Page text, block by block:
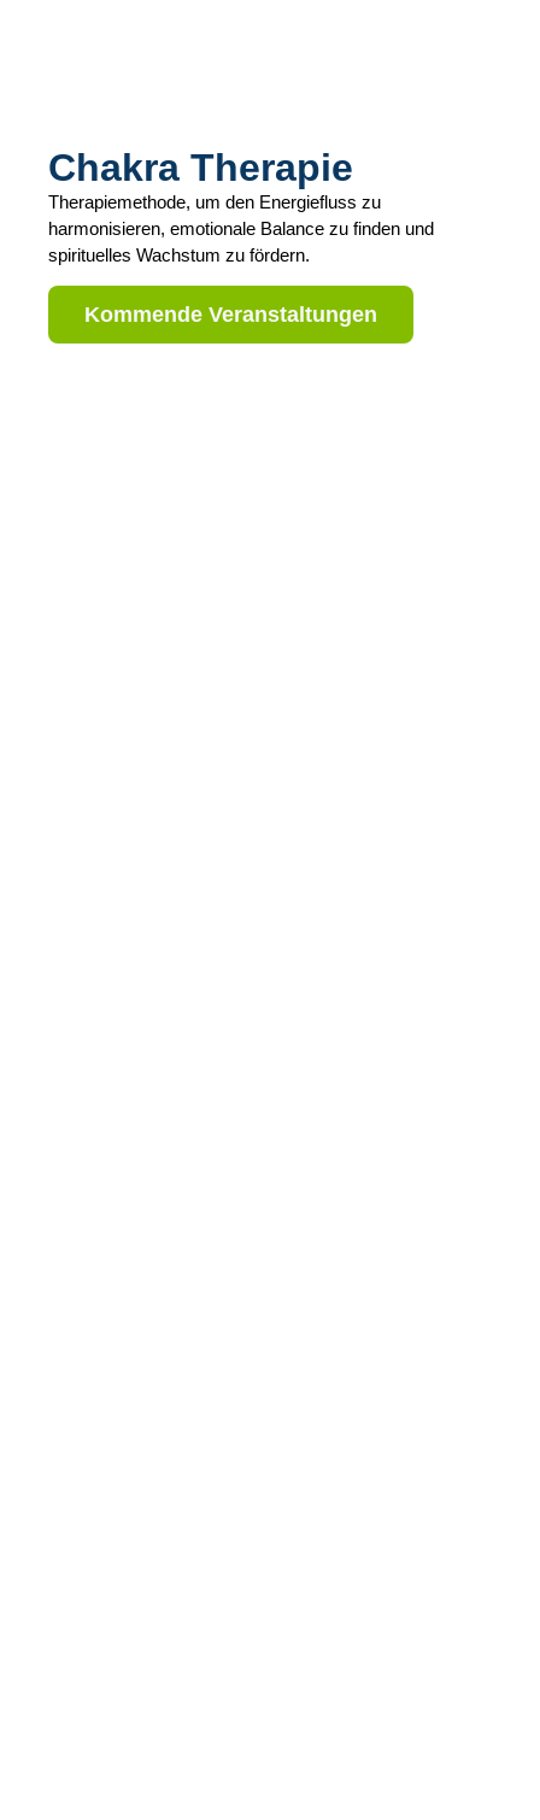
Chakra Therapie
Therapiemethode, um den Energiefluss zu
harmonisieren, emotionale Balance zu finden und
spirituelles Wachstum zu fördern.
Kommende Veranstaltungen